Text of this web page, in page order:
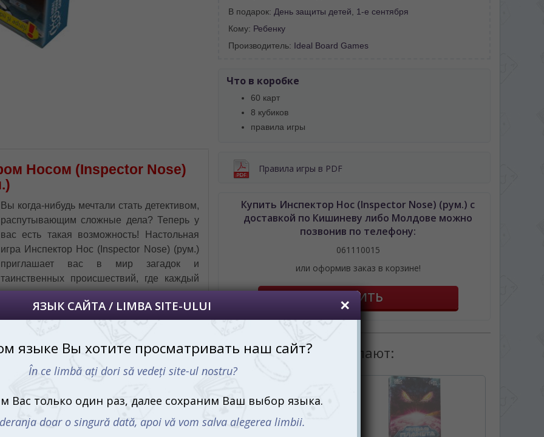
Носом (Inspector Nose)
Вы когда-нибудь мечтали стать детективом,
распутывающим сложные дела? Теперь у
вас есть такая возможность! Настольная
игра Инспектор Нос (Inspector Nose) (рум.)
приглашает вас в мир загадок и
таинственных происшествий, где каждый
ход становится шагом к раскрытию
головоломки. Это увлекательная и
развивающая игра, которая захватит вас с
конца.
и приключений
это настоящее детективное приключение.
дел, используя свои навыки
детективом, который шаг за шагом
В подарок: День защиты детей
1-е сентября
Кому: Ребенку
Производитель: Ideal Board Games
Что в коробке
60 карт
8 кубиков
правила игры
Правила игры в PDF
Купить Инспектор Нос (Inspector Nose) (рум.) с
доставкой по Кишиневу либо Молдове можно
позвонив по телефону:
061110015
или оформив заказ в корзине!
С этим товаром покупают:
SITE-ULUI
site-ul nostru?
сохраним Ваш выбор языка.
al paginii.